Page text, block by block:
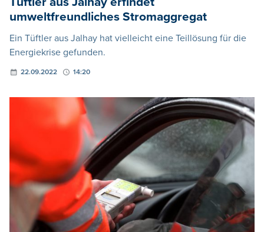
umweltfreundliches Stromaggregat
Ein Tüftler aus Jalhay hat vielleicht eine Teillösung für die
Energiekrise gefunden.
22.09.2022 14:20